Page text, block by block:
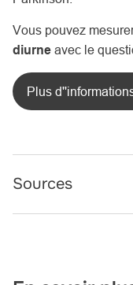
Vous pouvez
diurne avec le
Plus
Sources